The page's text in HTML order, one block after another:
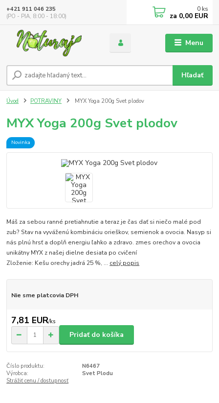
Menu
Hľadať
+421 911 046 235
(PO - PIA, 8:00 - 18:00)
0 ks
za 0,00 EUR
Úvod POTRAVINY MYX Yoga 200g Svet plodov
MYX Yoga 200g Svet plodov
Novinka
Máš za sebou ranné pretiahnutie a teraz je čas dať si niečo malé pod
zub? Stav na vyváženú kombináciu orieškov, semienok a ovocia. Nasyp si
nás plnú hrsť a doplň energiu ľahko a zdravo. zmes orechov a ovocia
unikátny MYX z našej dielne desiata po cvičení
Zloženie: Kešu orechy jadrá 25 %, ... celý popis
Nie sme platcovia DPH
7,81 EUR/ks
Pridať do košíka
Číslo produktu:
N6467
Výrobca:
Svet Plodu
Strážiť cenu / dostupnosť